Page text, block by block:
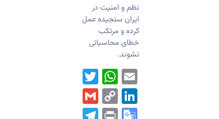
نظم و امنیت در
ایران سنجیده عمل
کرده و مرتکب
خطای محاسباتی
نشوند.
Email
WhatsApp
Twitter
LinkedIn
Copy
Link
Gmail